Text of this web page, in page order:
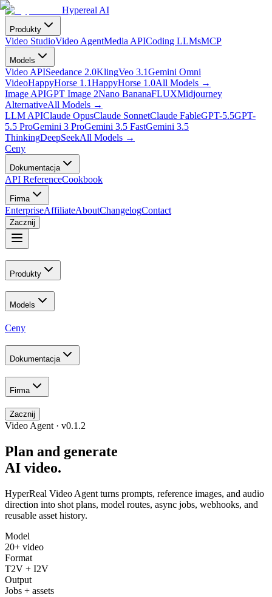
Hypereal AI
Produkty
Video StudioVideo AgentMedia APICoding LLMsMCP
Models
Video APISeedance 2.0KlingVeo 3.1Gemini Omni
VideoHappyHorse 1.1HappyHorse 1.0All Models →
Image APIGPT Image 2Nano BananaFLUXMidjourney
AlternativeAll Models →
LLM APIClaude OpusClaude SonnetClaude FableGPT-5.5GPT-
5.5 ProGemini 3 ProGemini 3.5 FastGemini 3.5
ThinkingDeepSeekAll Models →
Ceny
Dokumentacja
API ReferenceCookbook
Firma
EnterpriseAffiliateAboutChangelogContact
Zacznij
Produkty
Models
Ceny
Dokumentacja
Firma
Zacznij
Video Agent · v0.1.2
Plan and generate
AI video.
HyperReal Video Agent turns prompts, reference images, and audio
direction into shot plans, model routes, async jobs, webhooks, and
reusable asset history.
Model
20+ video
Format
T2V + I2V
Output
Jobs + assets